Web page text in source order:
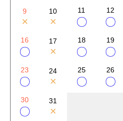
9
×
10
×
11
〇
12
〇
16
〇
17
×
18
〇
19
〇
23
〇
24
×
25
〇
26
〇
30
〇
31
×